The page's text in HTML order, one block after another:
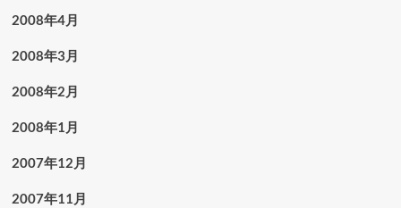
2008年4月
2008年3月
2008年2月
2008年1月
2007年12月
2007年11月